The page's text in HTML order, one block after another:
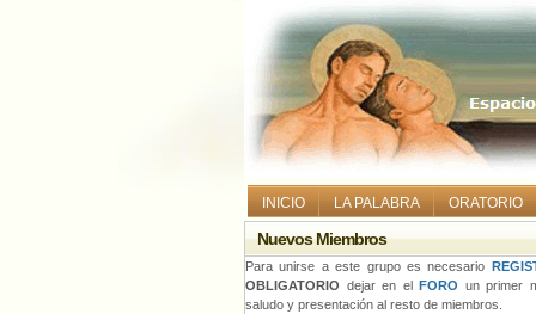
INICIO LA PALABRA ORATORIO
Nuevos Miembros
Para unirse a este grupo es necesario
OBLIGATORIO dejar en el FORO un primer
saludo y presentación al resto de miembros.